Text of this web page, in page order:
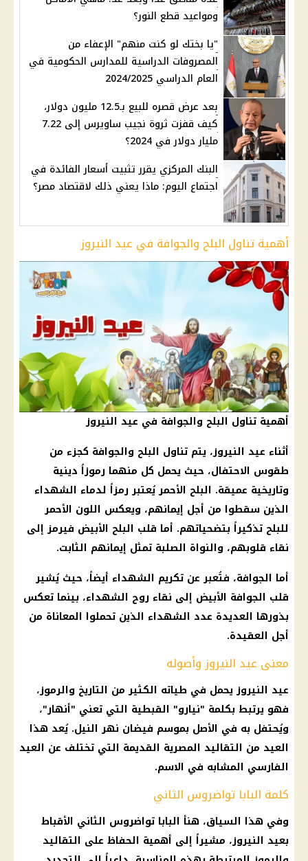
ومواعيد قطع النور؟
"يا بختك لو كنت منهم" الإعفاء من
المصروفات الدراسية للمدارس الحكومية في
العام الدراسي 2024/2025
بعد عرض قصره للبيع بـ12.5 مليون دولار،
كيف قفزت ثروة نجيب ساويرس إلى 7.22
مليار دولار في 2024؟
البنك المركزي يقرر تثبيت أسعار الفائدة في
اجتماع اليوم: ماذا يعني ذلك لاقتصاد مصر؟
أهمية تناول البلح والجوافة في عيد النيروز
أهمية تناول البلح والجوافة في عيد النيروز
أثناء عيد النيروز، يتم تناول البلح والجوافة كجزء من
طقوس الاحتفال، حيث يحمل كل منهما رموزاً دينية
وتاريخية عميقة. البلح الأحمر يُعتبر رمزاً لدماء الشهداء
الذين سقطوا من أجل إيمانهم، ويعكس اللون الأحمر
للبلح تذكيراً بتضحياتهم. أما قلب البلح الأبيض فيرمز إلى
نقاء قلوبهم، والنواة الصلبة تمثل إيمانهم الثابت.
أما الجوافة، فتُعبر عن تكريم الشهداء أيضاً، حيث يُشير
قلب الجوافة الأبيض إلى نقاء روح الشهداء، بينما تعكس
بذورها العديدة عدد الشهداء الذين تحملوا المعاناة من
أجل العقيدة.
معنى عيد النيروز وأصوله
عيد النيروز يحمل في طياته الكثير من التاريخ والرموز،
فهو يرتبط بكلمة "نيارو" القبطية التي تعني "أنهار"،
ويُحتفل به في الأصل بموسم فيضان نهر النيل. يُعد هذا
العيد من التقاليد المصرية القديمة التي تختلف عن العيد
الفارسي المشابه في الاسم.
كلمة البابا تواضروس الثاني
وفي هذا السياق، هنأ البابا تواضروس الثاني الأقباط
بعيد النيروز، مشيراً إلى أهمية الحفاظ على التقاليد